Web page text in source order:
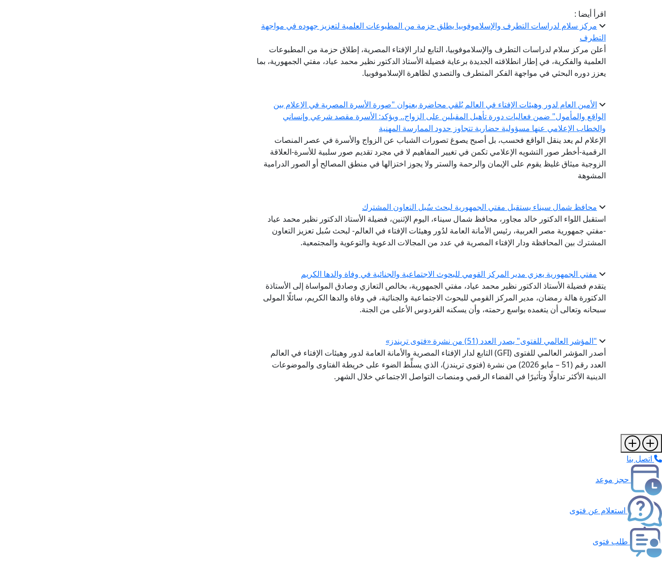
اقرأ أيضا :
مركز سلام لدراسات التطرف والإسلاموفوبيا يطلق حزمة من المطبوعات العلمية لتعزيز جهوده في مواجهة
التطرف
أعلن مركز سلام لدراسات التطرف والإسلاموفوبيا، التابع لدار الإفتاء المصرية، إطلاق حزمة من المطبوعات
العلمية والفكرية، في إطار انطلاقته الجديدة برعاية فضيلة الأستاذ الدكتور نظير محمد عياد، مفتي الجمهورية، بما
يعزز دوره البحثي في مواجهة الفكر المتطرف والتصدي لظاهرة الإسلاموفوبيا.
الأمين العام لدور وهيئات الإفتاء في العالم يُلقي محاضرة بعنوان "صورة الأسرة المصرية في الإعلام بين
الواقع والمأمول" ضمن فعاليات دورة تأهيل المقبلين على الزواج.. ويؤكد: الأسرة مقصد شرعي وإنساني
والخطاب الإعلامي عنها مسؤولية حضارية تتجاوز حدود الممارسة المهنية
الإعلام لم يعد ينقل الواقع فحسب، بل أصبح يصوغ تصورات الشباب عن الزواج والأسرة في عصر المنصات
الرقمية-أخطر صور التشويه الإعلامي تكمن في تغيير المفاهيم لا في مجرد تقديم صور سلبية للأسرة-العلاقة
الزوجية ميثاق غليظ يقوم على الإيمان والرحمة والستر ولا يجوز اختزالها في منطق المصالح أو الصور الدرامية
المشوهة
محافظ شمال سيناء يستقبل مفتي الجمهورية لبحث سُبل التعاون المشترك
استقبل اللواء الدكتور خالد مجاور، محافظ شمال سيناء، اليوم الإثنين، فضيلة الأستاذ الدكتور نظير محمد عياد
-مفتي جمهورية مصر العربية، رئيس الأمانة العامة لدُور وهيئات الإفتاء في العالم- لبحث سُبل تعزيز التعاون
المشترك بين المحافظة ودار الإفتاء المصرية في عدد من المجالات الدعوية والتوعوية والمجتمعية.
مفتي الجمهورية يعزي مدير المركز القومي للبحوث الاجتماعية والجنائية في وفاة والدها الكريم
يتقدم فضيلة الأستاذ الدكتور نظير محمد عياد، مفتي الجمهورية، بخالص التعازي وصادق المواساة إلى الأستاذة
الدكتورة هالة رمضان، مدير المركز القومي للبحوث الاجتماعية والجنائية، في وفاة والدها الكريم، سائلًا المولى
سبحانه وتعالى أن يتغمده بواسع رحمته، وأن يسكنه الفردوس الأعلى من الجنة.
"المؤشر العالمي للفتوى" يصدر العدد (51) من نشرة «فتوى تريندز»
أصدر المؤشر العالمي للفتوى (GFI) التابع لدار الإفتاء المصرية والأمانة العامة لدور وهيئات الإفتاء في العالم
العدد رقم (51 – مايو 2026) من نشرة (فتوى تريندز)، الذي يسلِّط الضوء على خريطة الفتاوى والموضوعات
الدينية الأكثر تداولًا وتأثيرًا في الفضاء الرقمي ومنصات التواصل الاجتماعي خلال الشهر.
اتصل بنا
حجز موعد
استعلام عن فتوى
طلب فتوى